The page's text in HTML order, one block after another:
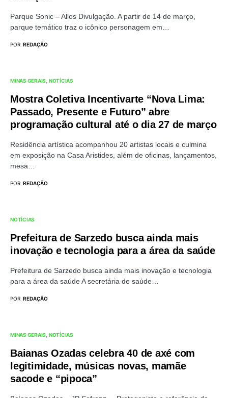
Parque Sonic – Allos Divulgação. A partir de 14 de março,
parque temático traz o icônico personagem em…
POR REDAÇÃO
MINAS GERAIS NOTÍCIAS
Mostra Coletiva Incentivarte “Nova Lima:
Passado, Presente e Futuro” abre
programação cultural até o dia 27 de março
Residência artística acompanhou 20 artistas locais e culmina
em exposição na Casa Aristides, além de oficinas, lançamentos,
mesa…
POR REDAÇÃO
NOTÍCIAS
Prefeitura de Sarzedo busca ainda mais
inovação e tecnologia para a área da saúde
Prefeitura de Sarzedo busca ainda mais inovação e tecnologia
para a área da saúde A secretária de saúde…
POR REDAÇÃO
MINAS GERAIS NOTÍCIAS
Baianas Ozadas celebra 40 de axé com
legitimidade, músicas novas, mamãe
sacode e “pipoca”